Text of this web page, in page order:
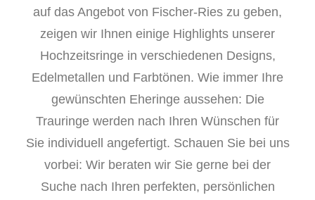
auf das Angebot von Fischer-Ries zu geben,
zeigen wir Ihnen einige Highlights unserer
Hochzeitsringe in verschiedenen Designs,
Edelmetallen und Farbtönen. Wie immer Ihre
gewünschten Eheringe aussehen: Die
Trauringe werden nach Ihren Wünschen für
Sie individuell angefertigt. Schauen Sie bei uns
vorbei: Wir beraten wir Sie gerne bei der
Suche nach Ihren perfekten, persönlichen